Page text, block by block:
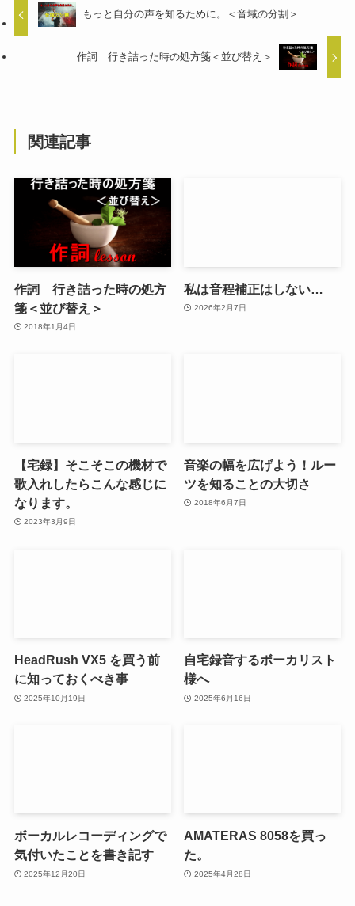
もっと自分の声を知るために。＜音域の分割＞
作詞 行き詰った時の処方箋＜並び替え＞
関連記事
作詞 行き詰った時の処方
箋＜並び替え＞
2018年1月4日
私は音程補正はしない…
2026年2月7日
【宅録】そこそこの機材で
歌入れしたらこんな感じに
なります。
2023年3月9日
音楽の幅を広げよう！ルー
ツを知ることの大切さ
2018年6月7日
HeadRush VX5 を買う前
に知っておくべき事
2025年10月19日
自宅録音するボーカリスト
様へ
2025年6月16日
ボーカルレコーディングで
気付いたことを書き記す
2025年12月20日
AMATERAS 8058を買っ
た。
2025年4月28日